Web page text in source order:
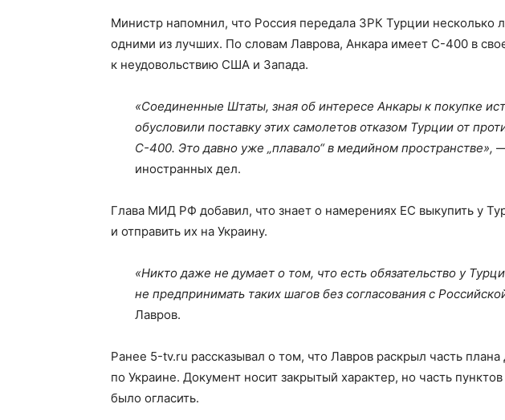
Министр напомнил, что Россия передала ЗРК Турции несколько
одними из лучших. По словам Лаврова, Анкара имеет С-400 в
к неудовольствию США и Запада.
«Соединенные Штаты, зная об интересе Анкары к покупке
обусловили поставку этих самолетов отказом Турции от
С-400. Это давно уже „плавало“ в медийном пространстве»,
иностранных дел.
Глава МИД РФ добавил, что знает о намерениях ЕС выкупить у
и отправить их на Украину.
«Никто даже не думает о том, что есть обязательство у
не предпринимать таких шагов без согласования с
Лавров.
Ранее 5-tv.ru рассказывал о том, что Лавров раскрыл часть
по Украине. Документ носит закрытый характер, но часть
было огласить.